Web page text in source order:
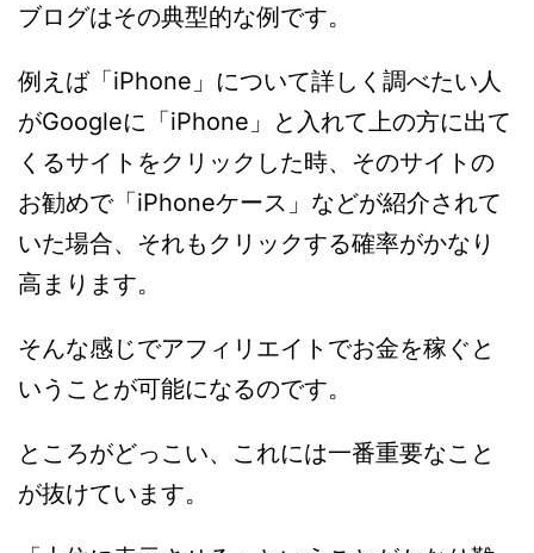
ブログはその典型的な例です。
例えば「iPhone」について詳しく調べたい人
がGoogleに「iPhone」と入れて上の方に出て
くるサイトをクリックした時、そのサイトの
お勧めで「iPhoneケース」などが紹介されて
いた場合、それもクリックする確率がかなり
高まります。
そんな感じでアフィリエイトでお金を稼ぐと
いうことが可能になるのです。
ところがどっこい、これには一番重要なこと
が抜けています。